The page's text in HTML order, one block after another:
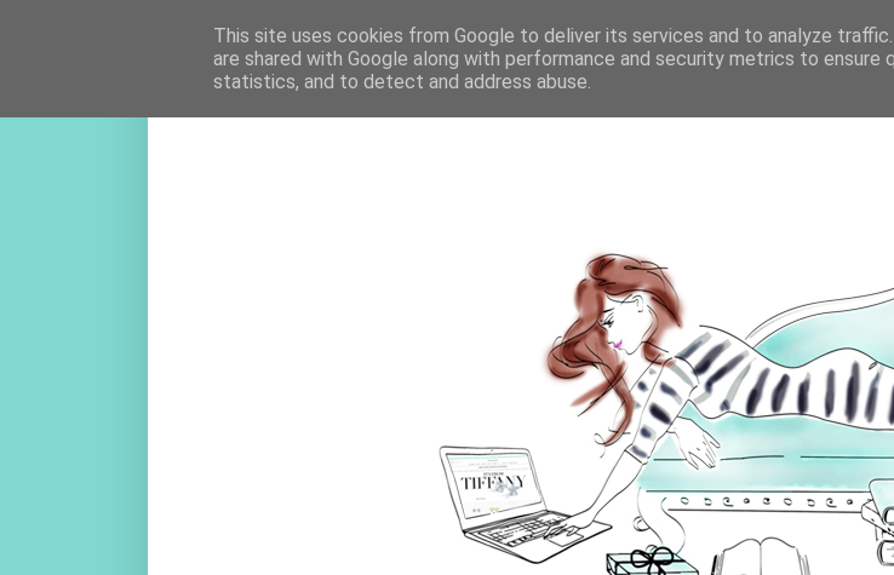
This site uses cookies from Google to deliver its services and to analyze
are shared with Google along with performance and security metrics to ensure
statistics, and to detect and address abuse.